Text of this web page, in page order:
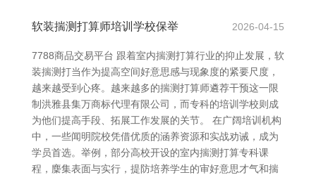
软装揣测打算师培训学校保举 2026-04-15
7788商品交易平台 跟着室内揣测打算行业的抑止发展，软
装揣测打当作为提高空间好意思感与现象度的紧要尺度，
越来越受到心疼。越来越多的揣测打算师遴荐干预这一限
制洪雅县集万商标代理有限公司，而专科的培训学校则成
为他们提高手段、拓展工作发展的关节。 在广阔培训机构
中，一些闻明院校凭借优质的涵养资源和实战劝诫，成为
学员首选。举例，部分高校开设的室内揣测打算专科课
程，麇集表面与实行，提防培养学生的审好意思才气和揣